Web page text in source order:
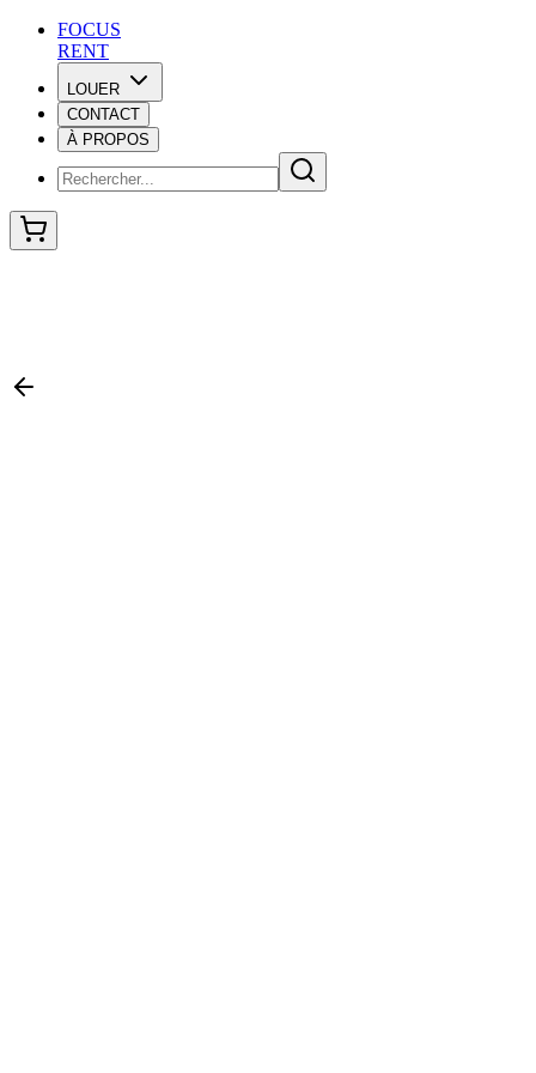
FOCUS
RENT
LOUER
CONTACT
À PROPOS
C
S
RENT